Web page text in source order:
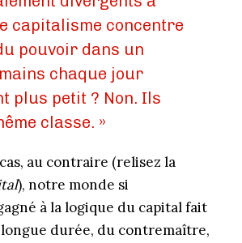
capitalisme concentre
pouvoir dans un
chaque jour
plus petit ? Non. Ils
classe. »
au contraire (relisez la
), notre monde si
à la logique du capital fait
durée, du contremaître,